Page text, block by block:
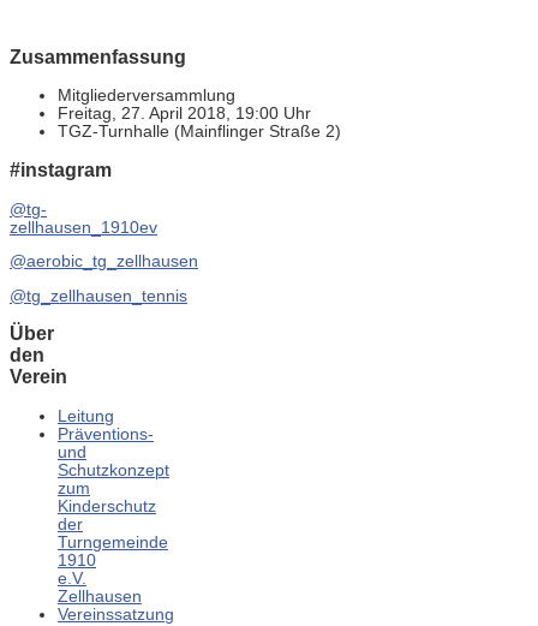
Zusammenfassung
Mitgliederversammlung
Freitag, 27. April 2018, 19:00 Uhr
TGZ-Turnhalle (Mainflinger Straße 2)
#instagram
@tg-
zellhausen_1910ev
@aerobic_tg_zellhausen
@tg_zellhausen_tennis
Über
den
Verein
Leitung
Präventions-
und
Schutzkonzept
zum
Kinderschutz
der
Turngemeinde
1910
e.V.
Zellhausen
Vereinssatzung